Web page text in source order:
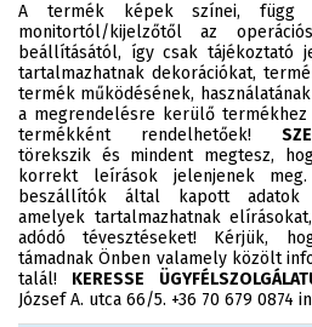
A termék képek színei, függ
monitortól/kijelzőtől az
beállításától, így csak tájékoztató
tartalmazhatnak dekorációkat,
termék működésének,
a megrendelésre kerülő termékhez
termékként rendelhetőek!
törekszik és mindent megtesz,
korrekt leírások jelenjenek
beszállítók által kapott adatok
amelyek tartalmazhatnak
adódó tévesztéseket! Kérjük,
támadnak Önben valamely közölt
talál! KERESSE
József A. utca 66/5. +36 70 679 0874